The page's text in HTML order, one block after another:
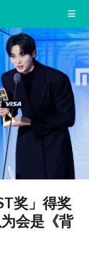
奖」得奖
会是《背